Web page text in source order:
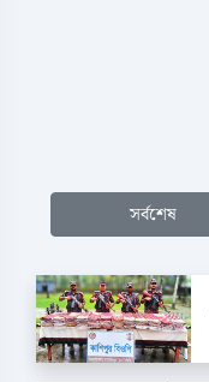
সর্বশেষ